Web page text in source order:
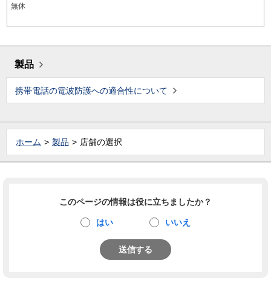
無休
製品
携帯電話の電波防護への適合性について
ホーム 製品 店舗の選択
このページの情報は役に立ちましたか？
はい いいえ
送信する